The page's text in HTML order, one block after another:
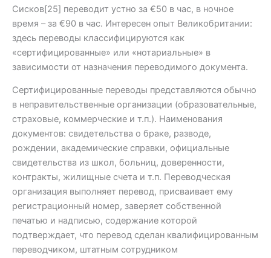
Сисков[25] переводит устно за €50 в час, в ночное
время – за €90 в час. Интересен опыт Великобритании:
здесь переводы классифицируются как
«сертифицированные» или «нотариальные» в
зависимости от назначения переводимого документа.
Сертифицированные переводы представляются обычно
в неправительственные организации (образовательные,
страховые, коммерческие и т.п.). Наименования
документов: свидетельства о браке, разводе,
рождении, академические справки, официальные
свидетельства из школ, больниц, доверенности,
контракты, жилищные счета и т.п. Переводческая
организация выполняет перевод, присваивает ему
регистрационный номер, заверяет собственной
печатью и надписью, содержание которой
подтверждает, что перевод сделан квалифицированным
переводчиком, штатным сотрудником